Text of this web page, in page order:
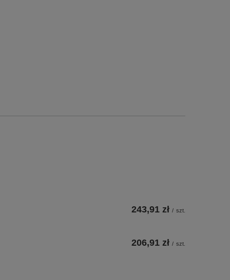
243,91 zł / szt.
206,91 zł / szt.